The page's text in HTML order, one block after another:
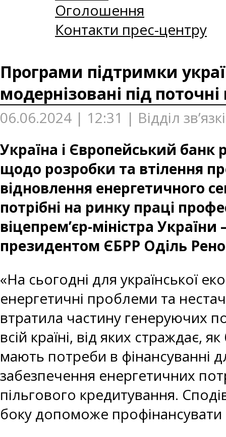
Оголошення
Контакти прес-центру
Програми підтримки
модернізовані під
06.06.2024 | 12:31 | Відділ
Україна і Європейський банк
щодо розробки та втілення
відновлення енергетичного
потрібні на ринку праці
віцепрем’єр-міністра
президентом ЄБРР Оділь
«На сьогодні для української
енергетичні проблеми та
втратила частину генеруючих
всій країні, від яких страждає,
мають потреби в фінансуванні
забезпечення енергетичних
пільгового кредитування.
боку допоможе профінансувати